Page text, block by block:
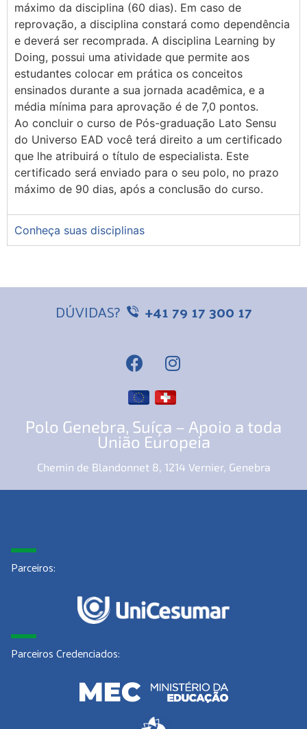
máximo da disciplina (60 dias). Em caso de
reprovação, a disciplina constará como dependência
e deverá ser recomprada. A disciplina Learning by
Doing, possui uma atividade que permite aos
estudantes colocar em prática os conceitos
ensinados durante a sua jornada acadêmica, e a
média mínima para aprovação é de 7,0 pontos.
Ao concluir o curso de Pós-graduação Lato Sensu
do Universo EAD você terá direito a um certificado
que lhe atribuirá o título de especialista. Este
certificado será enviado para o seu polo, no prazo
máximo de 90 dias, após a conclusão do curso.
Conheça suas disciplinas
DÚVIDAS? +41 79 17 300 17
Polo Genebra, Suíça – Apoio a toda
União Europeia
Chemin de Blandonnet 8, 1214 Vernier, Genebra
Parceiros:
Parceiros Credenciados: